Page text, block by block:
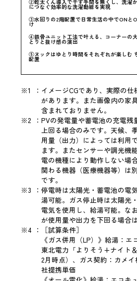
②乾太くん導入で干す手間を無くし、洗濯
につなぐ効率的な洗濯動線を実現
③水回りの2階配置で日常生活の中でONと
け
④鉄骨ユニット工法で叶える、コーナーの
とりと抜け感の演出
⑤ヌックはゆとり時間をそれぞれが楽しむ
配置
※1 ： イメージCGであり、実際の
があります。また画像内の家
含まれておりません。
※2
：PVの発電量や蓄電池の充電残
上回る場合のみです。天候、
用量（出力）によっては利用
ます。またセンサーや調光機
電の機種により動作しない場
関わる機器（医療機器等）は
です。
※3
：停電時は太陽光・蓄電池の電
湯可能。ガス停止時は太陽光
電気を使用し、給湯可能。な
が使用量や出力を下回る場合
※4 ：
［試算条件］
《ガス併用（LP）》給湯：エ
東北電力「よりそう+ナイト
2月時点）、ガス契約：カメ
社提携単価